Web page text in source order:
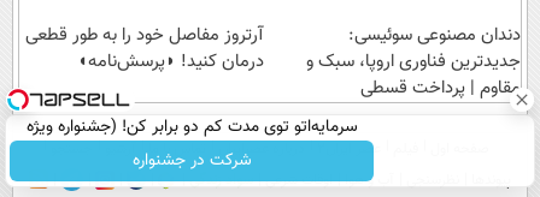
قسطی
دندان مصنوعی سوئیسی:
جدیدترین فناوری اروپا، سبک و
مقاوم | پرداخت قسطی
آرتروز مفاصل خود را به طور قطعی
درمان کنید! ◗پرسش‌نامه◖
سرمایه‌اتو توی مدت کم دو برابر کن! (جشنواره ویژه
زاگرس)🔥
شرکت در جشنواره عصر ایران۲ درباره عصرایران تماس با ما
آب و هوا اوقات شرعی سواد زندگی